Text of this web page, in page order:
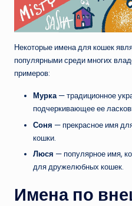
Некоторые имена для кошек
популярными среди многих
примеров:
Мурка— традиционное
подчеркивающее ее
Соня — прекрасное имя
кошки.
Люся — популярное имя,
для дружелюбных кошек.
Имена по